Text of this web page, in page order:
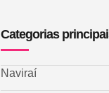
Categorias
Naviraí